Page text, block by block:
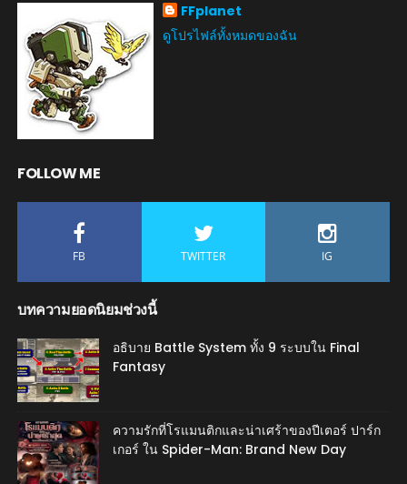
FFplanet
ดูโปรไฟล์ทั้งหมดของฉัน
FOLLOW ME
FB TWITTER IG
บทความยอดนิยมช่วงนี้
อธิบาย Battle System ทั้ง 9 ระบบใน Final
Fantasy
ความรักที่โรแมนติกและน่าเศร้าของปีเตอร์ ปาร์ก
เกอร์ ใน Spider-Man: Brand New Day